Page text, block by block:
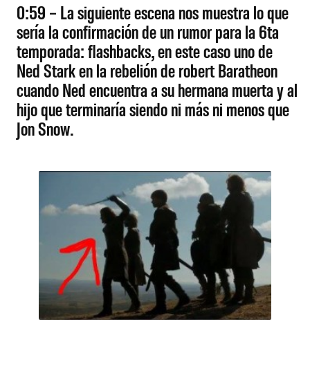
0:59 – La siguiente escena nos muestra lo que
sería la confirmación de un rumor para la 6ta
temporada: flashbacks, en este caso uno de
Ned Stark en la rebelión de robert Baratheon
cuando Ned encuentra a su hermana muerta y al
hijo que terminaría siendo ni más ni menos que
Jon Snow.